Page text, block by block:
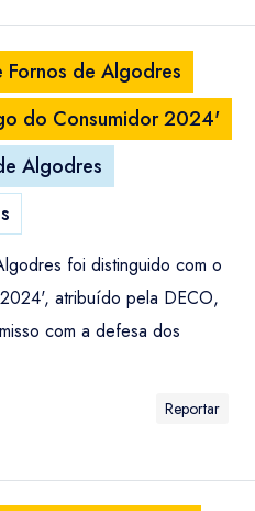
Fornos de Algodres
do Consumidor 2024'
Algodres
foi distinguido com o
atribuído pela DECO,
com a defesa dos
Reportar